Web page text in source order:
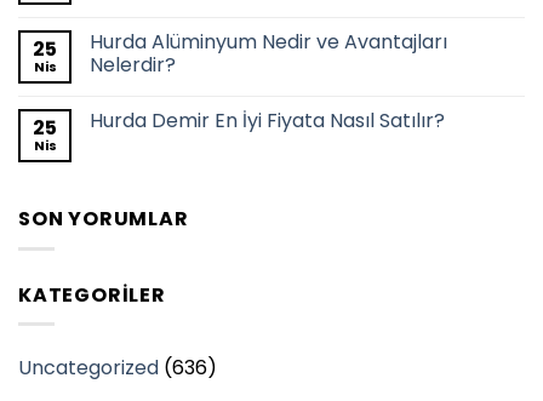
25
Nis
Hurda Alüminyum Nedir ve Avantajları
Nelerdir?
25
Nis
Hurda Demir En İyi Fiyata Nasıl Satılır?
SON YORUMLAR
KATEGORILER
Uncategorized (636)